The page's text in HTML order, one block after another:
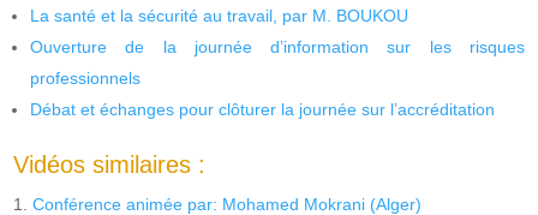
La santé et la sécurité au travail, par M. BOUKOU
Ouverture de la journée d’information sur les risques
professionnels
Débat et échanges pour clôturer la journée sur l’accréditation
Vidéos similaires :
Conférence animée par: Mohamed Mokrani (Alger)